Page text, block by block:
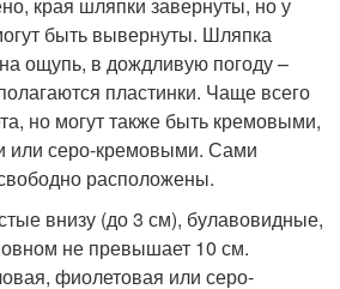
края шляпки завернуты, но у
быть вывернуты. Шляпка
ощупь, в дождливую погоду –
пластинки. Чаще всего
но могут также быть кремовыми,
или серо-кремовыми. Сами
расположены.
внизу (до 3 см), булавовидные,
не превышает 10 см.
фиолетовая или серо-